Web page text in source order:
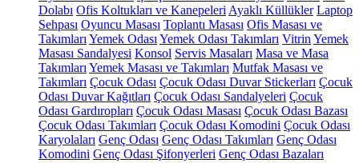
Dolabı Ofis Koltukları ve Kanepeleri Ayaklı Küllükler Laptop
Sehpası Oyuncu Masası Toplantı Masası Ofis Masası ve
Takımları Yemek Odası Yemek Odası Takımları Vitrin Yemek
Masası Sandalyesi Konsol Servis Masaları Masa ve Masa
Takımları Yemek Masası ve Takımları Mutfak Masası ve
Takımları Çocuk Odası Çocuk Odası Duvar Stickerları Çocuk
Odası Duvar Kağıtları Çocuk Odası Sandalyeleri Çocuk
Odası Gardıropları Çocuk Odası Masası Çocuk Odası Bazası
Çocuk Odası Takımları Çocuk Odası Komodini Çocuk Odası
Karyolaları Genç Odası Genç Odası Takımları Genç Odası
Komodini Genç Odası Şifonyerleri Genç Odası Bazaları